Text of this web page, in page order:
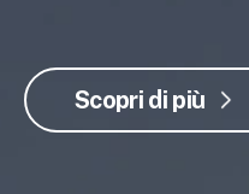
Scopri di più